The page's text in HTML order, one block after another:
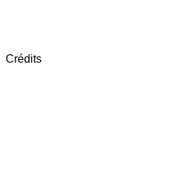
Crédits